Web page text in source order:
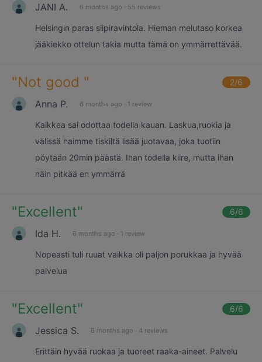
JANI A. 6 months ago · 55 reviews
Helsingin paras siipiravintola. Hieman melutaso korkea
jääkiekko ottelun takia mutta tämä on ymmärrettävää.
"Not good " 2/6
Anna P. 6 months ago · 1 review
Kaikkea sai odottaa todella kauan. Laskua,ruokia ja
välissä haimme tiskiltä lisää juotavaa, joka tuotiin
pöytään 20min päästä. Ihan todella kiire, mutta ihan
näin pitkää en ymmärrä
"Excellent" 6/6
Ida H. 6 months ago · 1 review
Nopeasti tuli ruuat vaikka oli paljon porukkaa ja hyvää
palvelua
"Excellent" 6/6
Jessica S. 6 months ago · 4 reviews
Erittäin hyvää ruokaa ja tuoreet raaka-aineet. Palvelu